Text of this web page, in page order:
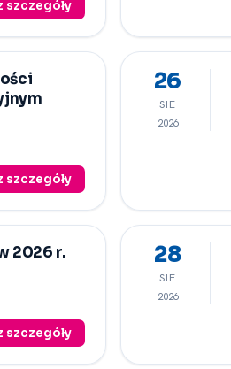
szczegóły
szczegóły
26
SIE
2026
2026 r.
szczegóły
28
SIE
2026